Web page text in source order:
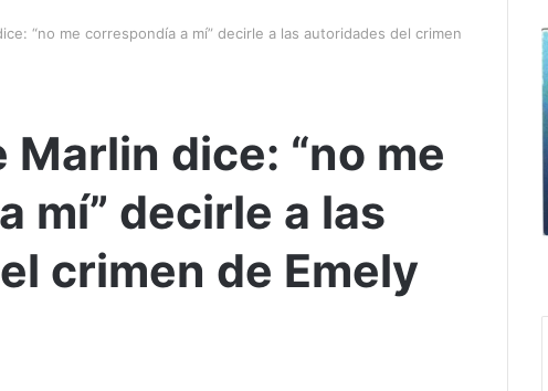
“no me correspondía a mí” decirle a las autoridades del crimen
Marlin dice: “no me
mí” decirle a las
crimen de Emely